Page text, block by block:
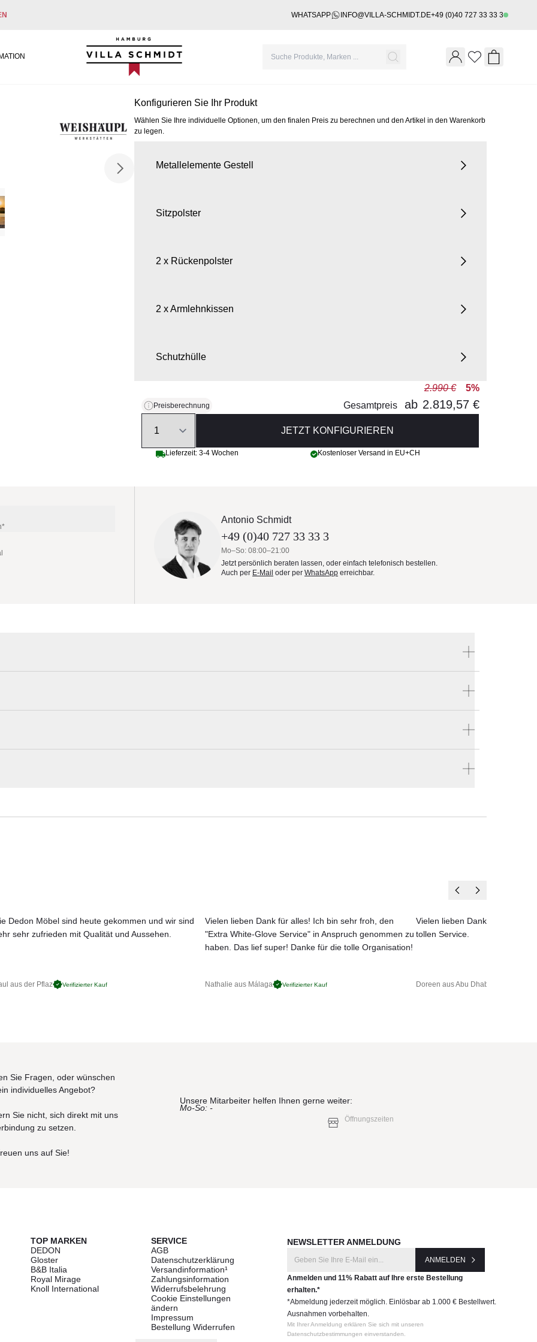
WHATSAPP INFO@VILLA-SCHMIDT.DE+49 (0)40 727 33 33 3
Villa Schmidt
Wishlist
Konfigurieren Sie Ihr Produkt
Wählen Sie Ihre individuelle Optionen, um den finalen Preis zu berechnen und den Artikel in den Warenkorb
zu legen.
Metallelemente Gestell
Sitzpolster
2 x Rückenpolster
2 x Armlehnkissen
Schutzhülle
Preisberechnung
2.990 €
5%
Gesamtpreis
ab 2.819,57 €
JETZT KONFIGURIEREN
Lieferzeit: 3-4 Wochen Kostenloser Versand in EU+CH
Antonio Schmidt
+49 (0)40 727 33 33 3
Mo–So: 08:00–21:00
Jetzt persönlich beraten lassen, oder einfach telefonisch bestellen.
Auch per E-Mail oder per WhatsApp erreichbar.
verleihen. Das handwerklich gearbeitete Teakgestell wird durch
Armlehnenpolster)
JETZT MUSTER BESTELLEN
Dedon Möbel sind heute gekommen und wir sind
sehr zufrieden mit Qualität und Aussehen.
aus der Pflaz Verifizierter Kauf
Vielen lieben Dank für alles! Ich bin sehr froh, den
"Extra White-Glove Service" in Anspruch genommen zu
haben. Das lief super! Danke für die tolle Organisation!
Nathalie aus Málaga Verifizierter Kauf
Vielen lieben Dank für das
tollen Service.
Doreen aus Abu Dhabi
Sie Fragen, oder wünschen
individuelles Angebot?
Sie nicht, sich direkt mit uns
zu setzen.
uns auf Sie!
Unsere Mitarbeiter helfen Ihnen gerne weiter:
Mo-So: -
Öffnungszeiten
TOP MARKEN
DEDON
Gloster
B&B Italia
Royal Mirage
Knoll International
SERVICE
AGB
Datenschutzerklärung
Versandinformation¹
Zahlungsinformation
Widerrufsbelehrung
Cookie Einstellungen
ändern
Impressum
Bestellung Widerrufen
NEWSLETTER ANMELDUNG
ANMELDEN
Anmelden und 11% Rabatt auf Ihre erste Bestellung
erhalten.*
*Abmeldung jederzeit möglich. Einlösbar ab 1.000 € Bestellwert.
Ausnahmen vorbehalten.
Mit Ihrer Anmeldung erklären Sie sich mit unseren
Datenschutzbestimmungen einverstanden.